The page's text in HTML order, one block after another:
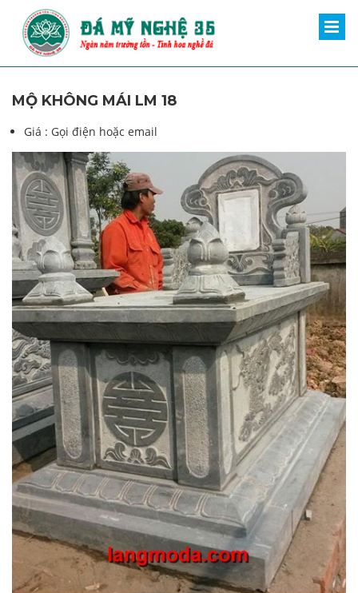
MỘ KHÔNG MÁI LM 18
Giá : Gọi điện hoặc email